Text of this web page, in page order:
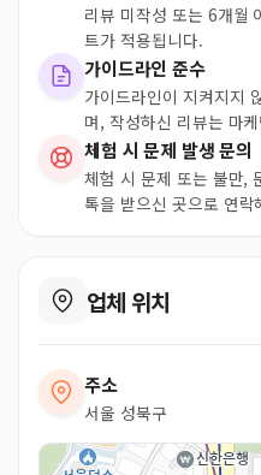
리뷰 미작성 또는 6개월
트가 적용됩니다.
가이드라인 준수
가이드라인이 지켜지지
며, 작성하신 리뷰는 마
체험 시 문제 발생 문의
체험 시 문제 또는 불만,
톡을 받으신 곳으로 연락
업체 위치
주소
서울 성북구